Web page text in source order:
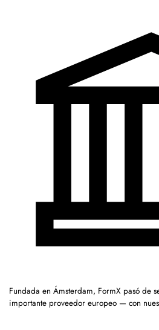
Fundada en Ámsterdam, FormX pasó de
importante proveedor europeo — con